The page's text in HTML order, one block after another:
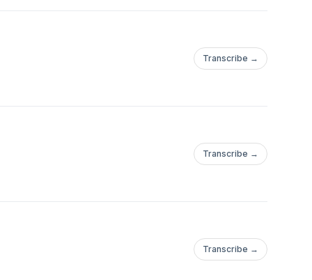
Transcribe →
Transcribe →
Transcribe →